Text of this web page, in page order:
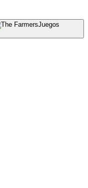
Juegos